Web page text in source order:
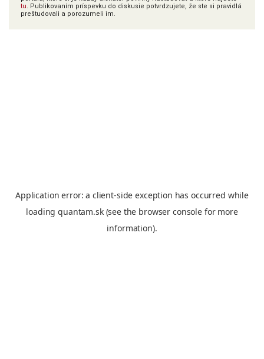
tu. Publikovaním príspevku do diskusie potvrdzujete, že ste si pravidlá
preštudovali a porozumeli im.